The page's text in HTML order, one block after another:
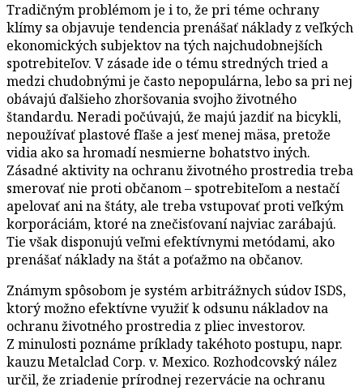
Tradičným problémom je i to, že pri téme ochrany
klímy sa objavuje tendencia prenášať náklady z veľkých
ekonomických subjektov na tých najchudobnejších
spotrebiteľov. V zásade ide o tému stredných tried a
medzi chudobnými je často nepopulárna, lebo sa pri nej
obávajú ďalšieho zhoršovania svojho životného
štandardu. Neradi počúvajú, že majú jazdiť na bicykli,
nepoužívať plastové fľaše a jesť menej mäsa, pretože
vidia ako sa hromadí nesmierne bohatstvo iných.
Zásadné aktivity na ochranu životného prostredia treba
smerovať nie proti občanom – spotrebiteľom a nestačí
apelovať ani na štáty, ale treba vstupovať proti veľkým
korporáciám, ktoré na znečisťovaní najviac zarábajú.
Tie však disponujú veľmi efektívnymi metódami, ako
prenášať náklady na štát a poťažmo na občanov.
Známym spôsobom je systém arbitrážnych súdov ISDS,
ktorý možno efektívne využiť k odsunu nákladov na
ochranu životného prostredia z pliec investorov.
Z minulosti poznáme príklady takéhoto postupu, napr.
kauzu Metalclad Corp. v. Mexico. Rozhodcovský nález
určil, že zriadenie prírodnej rezervácie na ochranu